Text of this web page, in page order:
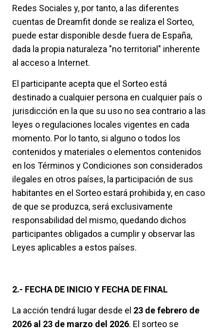
Redes Sociales y, por tanto, a las diferentes
cuentas de Dreamfit donde se realiza el Sorteo,
puede estar disponible desde fuera de España,
dada la propia naturaleza "no territorial" inherente
al acceso a Internet.
El participante acepta que el Sorteo está
destinado a cualquier persona en cualquier país o
jurisdicción en la que su uso no sea contrario a las
leyes o regulaciones locales vigentes en cada
momento. Por lo tanto, si alguno o todos los
contenidos y materiales o elementos contenidos
en los Términos y Condiciones son considerados
ilegales en otros países, la participación de sus
habitantes en el Sorteo estará prohibida y, en caso
de que se produzca, será exclusivamente
responsabilidad del mismo, quedando dichos
participantes obligados a cumplir y observar las
Leyes aplicables a estos países.
2.- FECHA DE INICIO Y FECHA DE FINAL
La acción tendrá lugar desde el 23 de febrero de
2026 al 23 de marzo del 2026. El sorteo se